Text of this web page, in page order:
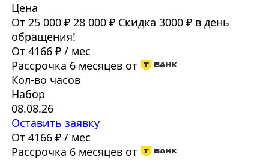
Цена
От 25 000 ₽ 28 000 ₽ Скидка 3000 ₽ в день
обращения!
От 4166 ₽ / мес
Рассрочка 6 месяцев от
Кол-во часов
Набор
08.08.26
Оставить заявку
От 4166 ₽ / мес
Рассрочка 6 месяцев от